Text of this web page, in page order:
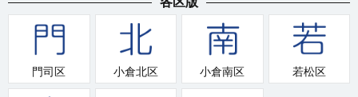
門司区 小倉北区 小倉南区 若松区